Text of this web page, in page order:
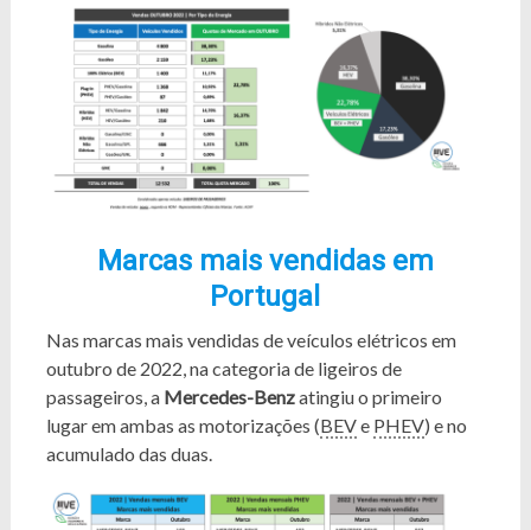
Marcas mais vendidas em
Portugal
Nas marcas mais vendidas de veículos elétricos em
outubro de 2022, na categoria de ligeiros de
passageiros, a Mercedes-Benzatingiu o primeiro
lugar em ambas as motorizações (BEVe PHEV) e no
acumulado das duas.